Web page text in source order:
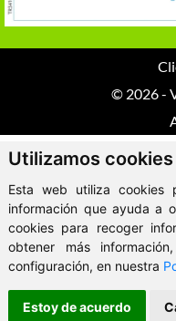
Utilizamos cookies
Esta web utiliza cookies
información que ayuda a
cookies para recoger
obtener más
configuración, en nuestra
Estoy de acuerdo
© 2026 -